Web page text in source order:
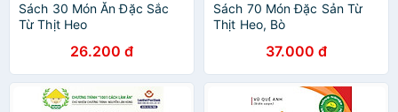
Sách 30 Món Ăn Đặc Sắc
Từ Thịt Heo
26.200 đ
Sách 70 Món Đặc Sản Từ
Thịt Heo, Bò
37.000 đ